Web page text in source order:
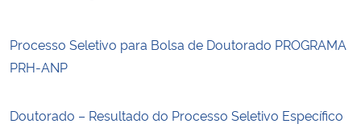
Processo Seletivo para Bolsa de Doutorado PROGRAMA
PRH-ANP
Doutorado – Resultado do Processo Seletivo Específico